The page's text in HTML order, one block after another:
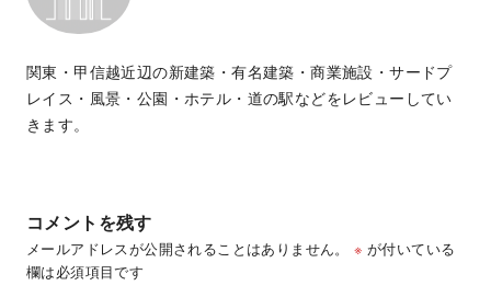
関東・甲信越近辺の新建築・有名建築・商業施設・サードプ
レイス・風景・公園・ホテル・道の駅などをレビューしてい
きます。
コメントを残す
メールアドレスが公開されることはありません。 ※ が付いている
欄は必須項目です